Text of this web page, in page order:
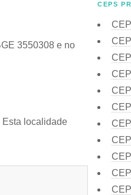
3550308 e no
Esta localidade
CEPS
CEP
CEP
CEP
CEP
CEP
CEP
CEP
CEP
CEP
CEP
CEP